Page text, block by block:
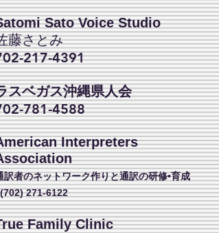
Sato Voice Studio
藤さとみ
217-4391
スベガス沖縄県人会
781-4588
Interpreters
訳者のネットワーク作りと通訳の研修•育成
271-6122
Family Clinic